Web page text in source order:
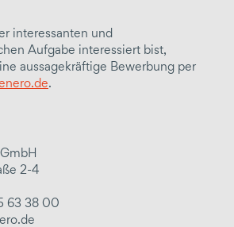
interessanten und
Aufgabe interessiert bist,
aussagekräftige Bewerbung per
.
2-4
63 38 00